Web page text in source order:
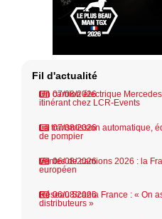
Fil d'actualité
07/08/2026
Un camion électrique
itinérant chez LCR-Events
07/08/2026
La transmission automatique,
de pompier
06/08/2026
Ventes de camions 2026 : la
européen
06/08/2026
Réseau Scania France : « On
distributeurs »